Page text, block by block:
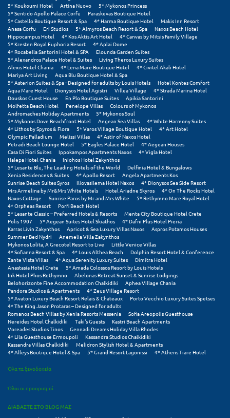
Πάτμος
Πάτρα
Παύλιανη
Πειραιάς
Πελοπόννησος
Πήλιο
Πιερία
Πλαταμώνας
Πλύτρα Λακωνίας
Πόρος
Πόρτο Χέλι
Πρέβεζα
Πύλος
Πύργος
Ρ
Ρέθυμνο
Ρίο
Ρόδος
Σαλαμίνα
5* Koukoumi Hotel
Artina Nuovo
5* Mykonos Princess
5* Sentido Apollo Palace Corfu
Paraskevas Boutique Hotel
5* Castello Boutique Resort & Spa
4* Harma Boutique Hotel
Makis Inn Resort
Anasa Corfu
Eri Studios 5* Almyros Beach Resort & Spa
Naxos Beach Hotel
Hippocampus Hotel
4* Kos Aktis Art Hotel
4* Canvas by Mitsis Family Village
5* Kresten Royal Euphoria Resort
4* Aplai Dome
4* Rocabella Santorini Hotel & SPA
Elounda Garden Suites
5* Alexandros Palace Hotel & Suites
Living Theros Luxury Suites
Alexis Hotel Chania
4* Lena Mare Boutique Hotel
4* Civitel Akali Hotel
Mariya Art Living
Aqua Blu Boutique Hotel & Spa
5* Asterion Suites & Spa - Designed for adults by Louis Hotels
Hotel Kontes Comfort
Aqua Mare Hotel
Dionysos Hotel Agistri Villea Village
4* Strada Marina Hotel
Douskos Guest House
En Plo Boutique Suites
Apikia Santorini
Molfetta Beach Hotel
Penelope Villas
Colours of Mykonos
Andromaches Holiday Apartments
5* Mykonos Soul
5* Mykonos Dove Beachfront Hotel
Aegean Sea Villas
4* White Harmony Suites
4* Lithos by Spyros & Flora
5* Varos Village Boutique Hotel
4* Art Hotel
Olympic Palladium
Melissi Villas
4* Astir of Naxos Hotel
Petradi Beach Lounge Hotel
5* Eagles Palace Hotel
4* Aegean Houses
Casa Di Fiori Suites
Ippokampos Apartments Naxos
4* Vigla Hotel
Halepa Hotel Chania
Iniohos Hotel Zakynthos
5* Lesante Blu, The Leading Hotels of the World
Delfinia Hotel & Bungalows
Xenia Residences & Suites
4* Apollo Resort
Angela Apartments Kos
Sunrise Beach Suites Syros
Iliovasilema Hotel Naxos
4* Dionysos Sea Side Resort
Mrs Armelina by Mr&Mrs White Hotels
Hotel Ariadne Skyros
4* On The Rocks Hotel
Naxos Cottage
Sunrise Paros by Mr and Mrs White
5* Rethymno Mare Royal Hotel
4* Orpheas Resort
Porfi Beach Hotel
5* Lesante Classic – Preferred Hotels & Resorts
Menta City Boutique Hotel Crete
Polis 1907
5* Aegean Suites Hotel Skiathos
4* Dafni Plus Hotel Pieria
Karras Livin Zakynthos
Apricot & Sea Luxury Villas Naxos
Aspros Potamos Houses
Summer Bed Nydri
Anemelia Villa Zakynthos
Mykonos Lolita, A Grecotel Resort to Live
Little Venice Villas
4* Sofianna Resort & Spa
4* Louis Althea Beach
Dolphin Resort Hotel & Conference
Zante Vista Villas
4* Aqua Serenity Luxury Suites
Dimitra Hotel
Anastasia Hotel Crete
5* Amada Colossos Resort by Louis Hotels
Ink Hotel Phos Rethymno
Abelonas Retreat Sunset & Sunrise Lodgings
Belohorizonte Fine Accommodation Chalkidiki
Aphea Village Chania
Pandora Studios & Apartments
4* Zeus Village Resort
5* Avaton Luxury Beach Resort Relais & Chateaux
Porto Vecchio Luxury Suites Spetses
4* The King Jason Protaras – Designed for adults
Romanos Beach Villas by Xenia Resorts Messenia
Sofia Areopolis Guesthouse
Nereides Hotel Chalkidiki
Taki's Guests
Kastri Beach Apartments
Voreades Studios Tinos
Gennadi Dreams Holiday Villa Rhodes
4* Lila Guesthouse Ermoupoli
Kassandra Studios Chalkidiki
Kassandra Villas Chalkidiki
Melidron Stylish Hotel & Apartments
4* Alleys Boutique Hotel & Spa
5* Grand Resort Lagonissi 4* Athens Tiare Hotel
Όλα τα ξενοδοχεία
Όλοι οι προορισμοί
ΔΙΑΒΑΣΤΕ ΣΤΟ BLOG ΜΑΣ